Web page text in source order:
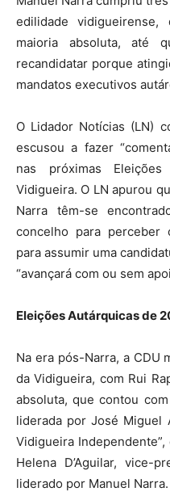
edilidade
maioria absoluta, até
recandidatar porque
mandatos executivos
O Lidador Notícias (LN)
escusou a fazer
nas próximas
Vidigueira. O LN apurou
Narra têm-se
concelho para perceber
para assumir uma
“avançará com ou sem
Eleições Autárquicas de
Na era pós-Narra, a CDU
da Vidigueira, com Rui
absoluta, que contou
liderada por José Miguel
Vidigueira
Helena D’Aguilar, vice-
liderado por Manuel Narra.